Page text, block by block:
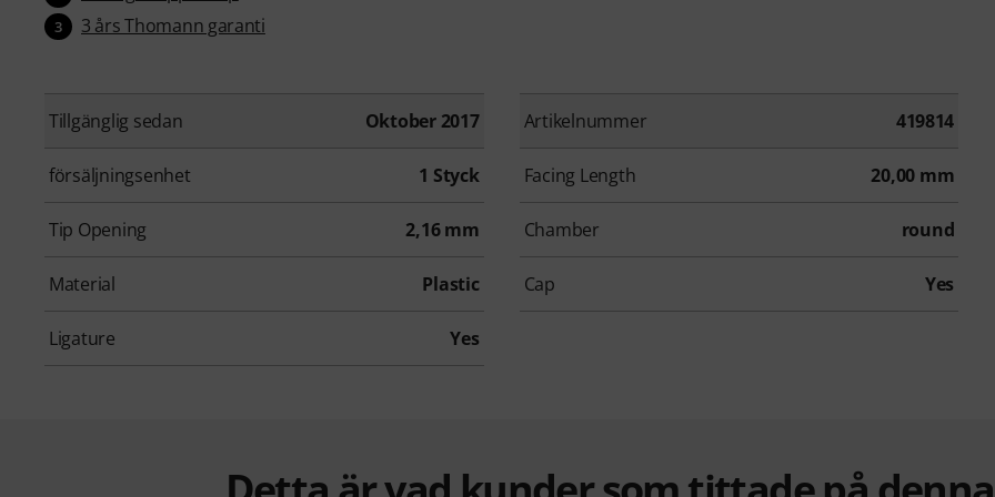
3 3 års Thomann garanti
Tillgänglig sedan Oktober 2017 Artikelnummer 419814
försäljningsenhet 1 Styck Facing Length 20,00 mm
Tip Opening 2,16 mm Chamber round
Material Plastic Cap Yes
Ligature Yes